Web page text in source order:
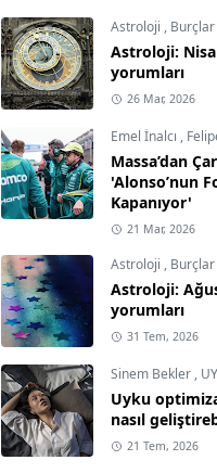
Astroloji , Burçlar
Astroloji:
yorumları
26 Mar, 2026
Emel İnalcı ,
Massa’dan
'Alonso’nun
Kapanıyor'
21 Mar, 2026
Astroloji , Burçlar
Astroloji:
yorumları
31 Tem, 2026
Sinem Bekler ,
Uyku
nasıl
21 Tem, 2026